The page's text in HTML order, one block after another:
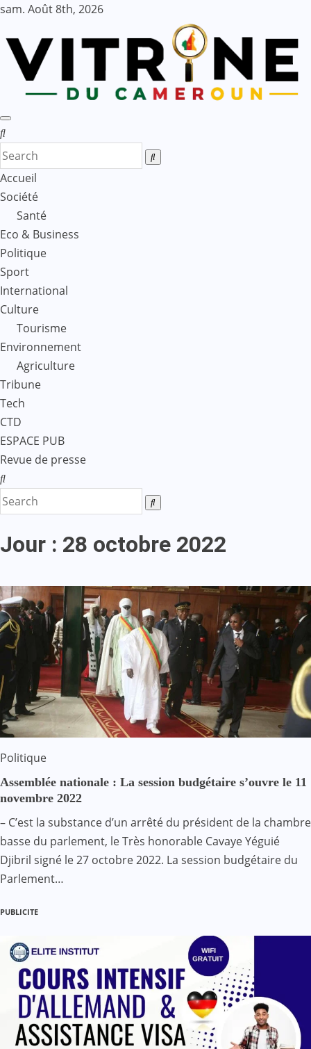
Skip
content
sam. Août 8th, 2026
Accueil
Société
Santé
Eco & Business
Politique
Sport
International
Culture
Tourisme
Environnement
Agriculture
Tribune
Tech
CTD
ESPACE PUB
Revue de presse
Jour : 28 octobre 2022
Politique
Assemblée nationale : La session budgétaire s’ouvre le 11
novembre 2022
– C’est la substance d’un arrêté du président de la chambre
basse du parlement, le Très honorable Cavaye Yéguié
Djibril signé le 27 octobre 2022. La session budgétaire du
Parlement…
PUBLICITE